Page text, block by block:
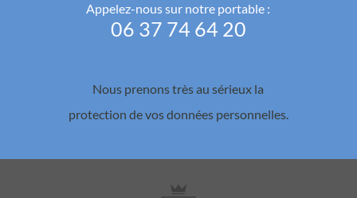
Appelez-nous sur notre portable :
06 37 74 64 20
Nous prenons très au sérieux la
protection de vos données personnelles.